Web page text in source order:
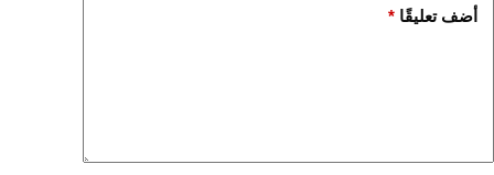
أضف تعليقًا *